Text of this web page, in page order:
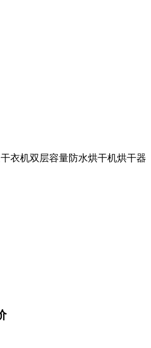
衣机双层容量防水烘干机烘干器